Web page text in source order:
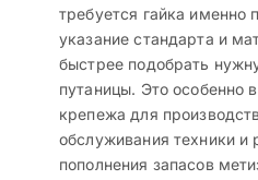
требуется гайка именно
указание стандарта и
быстрее подобрать
путаницы. Это особенно
крепежа для
обслуживания техники и
пополнения запасов